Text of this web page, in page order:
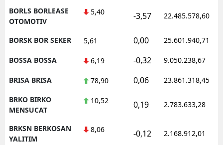
BORLS BORLEASE
OTOMOTIV
5,40 -3,57 22.485.578,60
BORSK BOR SEKER 5,61 0,00 25.601.940,71
BOSSA BOSSA 6,19 -0,32 9.050.238,67
BRISA BRISA 78,90 0,06 23.861.318,45
BRKO BIRKO
MENSUCAT
10,52 0,19 2.783.633,28
BRKSN BERKOSAN
YALITIM
8,06 -0,12 2.168.912,01